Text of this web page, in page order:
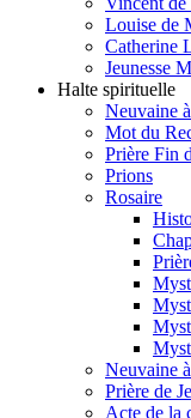
Louise de
Catherine
Jeunesse
Halte spirituelle
Neuvaine
Mot du
Prière Fin
Prions
Rosaire
Neuvaine
Prière de
Acte de la